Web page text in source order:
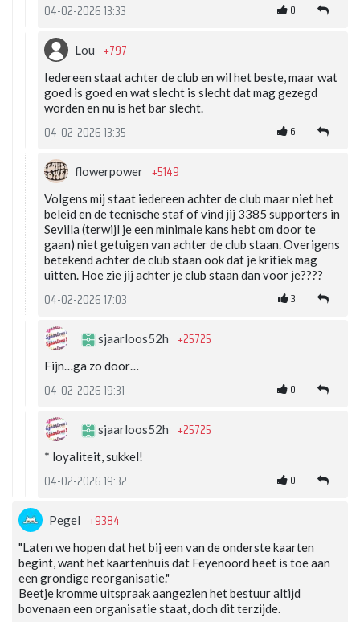
04-02-2026 13:33 0
Lou +797
Iedereen staat achter de club en wil het beste, maar wat
goed is goed en wat slecht is slecht dat mag gezegd
worden en nu is het bar slecht.
04-02-2026 13:35 6
flowerpower +5149
Volgens mij staat iedereen achter de club maar niet het
beleid en de tecnische staf of vind jij 3385 supporters in
Sevilla (terwijl je een minimale kans hebt om door te
gaan) niet getuigen van achter de club staan. Overigens
betekend achter de club staan ook dat je kritiek mag
uitten. Hoe zie jij achter je club staan dan voor je????
04-02-2026 17:03 3
sjaarloos52h +25725
Fijn…ga zo door…
04-02-2026 19:31 0
sjaarloos52h +25725
* loyaliteit, sukkel!
04-02-2026 19:32 0
Pegel +9384
"Laten we hopen dat het bij een van de onderste kaarten
begint, want het kaartenhuis dat Feyenoord heet is toe aan
een grondige reorganisatie."
Beetje kromme uitspraak aangezien het bestuur altijd
bovenaan een organisatie staat, doch dit terzijde.